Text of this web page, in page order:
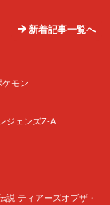
新着記事一覧へ
ケモン
ジェンズZ-A
説 ティアーズオブザ・